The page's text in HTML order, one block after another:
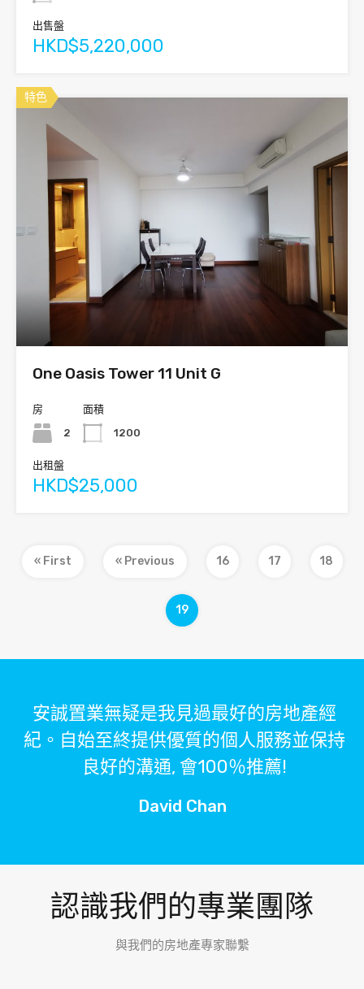
出售盤
HKD$5,220,000
特色
One Oasis Tower 11 Unit G
房
2
面積
1200
出租盤
HKD$25,000
« First « Previous 16 17 18
19
安誠置業無疑是我見過最好的房地產經
紀。自始至終提供優質的個人服務並保持
良好的溝通, 會100％推薦!
David Chan
認識我們的專業團隊
與我們的房地產專家聯繫